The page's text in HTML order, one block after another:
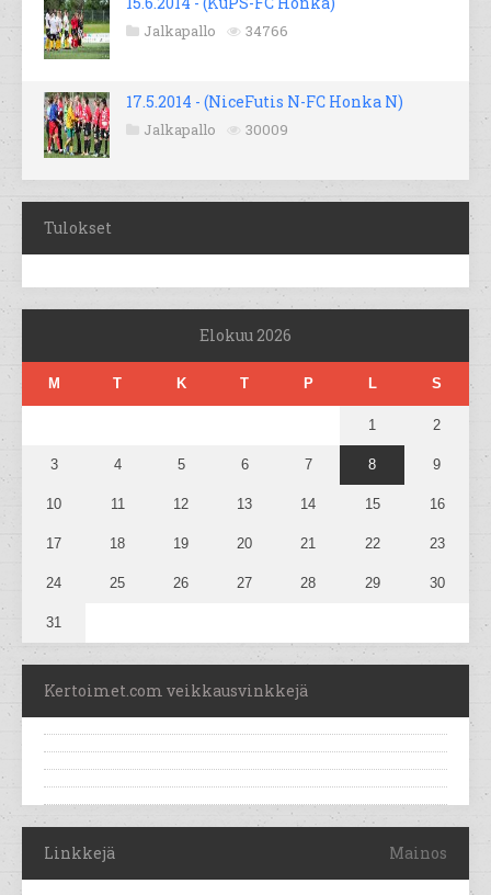
Jalkapallo 34766
17.5.2014 - (NiceFutis N-FC Honka N)
Jalkapallo 30009
Tulokset
Elokuu 2026
M T K T P L S
1 2
3 4 5 6 7 8 9
10 11 12 13 14 15 16
17 18 19 20 21 22 23
24 25 26 27 28 29 30
31
Kertoimet.com veikkausvinkkejä
Linkkejä Mainos